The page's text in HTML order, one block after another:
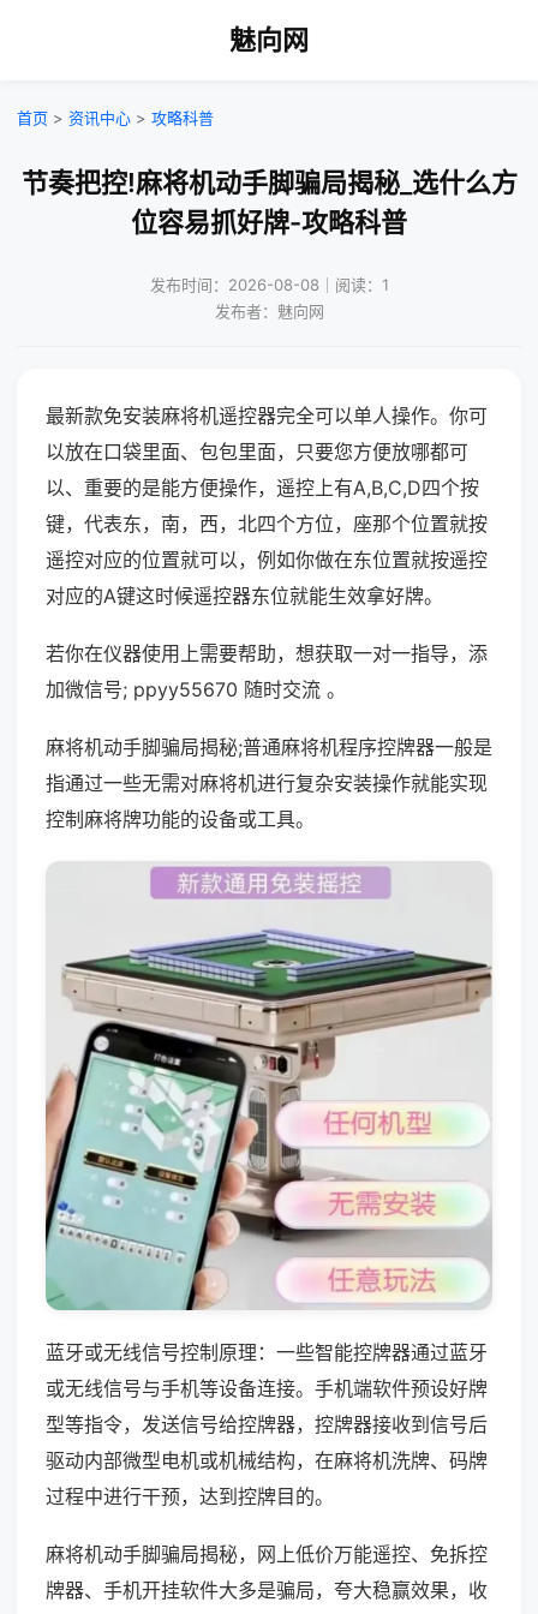
魅向网
首页 > 资讯中心 > 攻略科普
节奏把控!麻将机动手脚骗局揭秘_选什么方
位容易抓好牌-攻略科普
发布时间：2026-08-08｜阅读：1
发布者：魅向网
最新款免安装麻将机遥控器完全可以单人操作。你可
以放在口袋里面、包包里面，只要您方便放哪都可
以、重要的是能方便操作，遥控上有A,B,C,D四个按
键，代表东，南，西，北四个方位，座那个位置就按
遥控对应的位置就可以，例如你做在东位置就按遥控
对应的A键这时候遥控器东位就能生效拿好牌。
若你在仪器使用上需要帮助，想获取一对一指导，添
加微信号; ppyy55670 随时交流 。
麻将机动手脚骗局揭秘;普通麻将机程序控牌器一般是
指通过一些无需对麻将机进行复杂安装操作就能实现
控制麻将牌功能的设备或工具。
蓝牙或无线信号控制原理：一些智能控牌器通过蓝牙
或无线信号与手机等设备连接。手机端软件预设好牌
型等指令，发送信号给控牌器，控牌器接收到信号后
驱动内部微型电机或机械结构，在麻将机洗牌、码牌
过程中进行干预，达到控牌目的。
麻将机动手脚骗局揭秘，网上低价万能遥控、免拆控
牌器、手机开挂软件大多是骗局，夸大稳赢效果，收